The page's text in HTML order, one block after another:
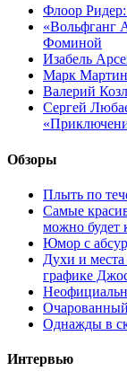
Флоор
«Вольфганг
Фоминой
Изабель
Марк
Валерий
Сергей
Обзоры
Плыть по
Самые
можно будет
Юмор с
Духи и
графике
Однажды в
Интервью